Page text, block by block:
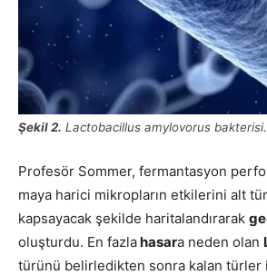
Şekil 2. Lactobacillus amylovorus bakterisi.
Profesör Sommer, fermantasyon
maya harici mikropların etkilerini alt
kapsayacak şekilde haritalandırarak
oluşturdu. En fazlahasara neden olan
türünü belirledikten sonra kalan türler